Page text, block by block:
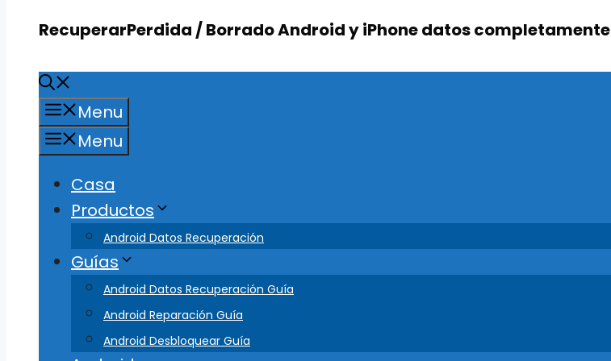
RecuperarPerdida / Borrado Android y iPhone datos completamente
Menu
Menu
Casa
Productos
Android Datos Recuperación
Guías
Android Datos Recuperación Guía
Android Reparación Guía
Android Desbloquear Guía